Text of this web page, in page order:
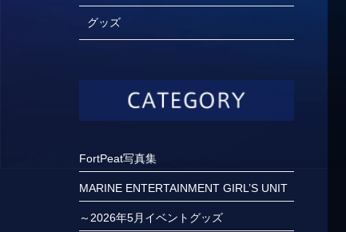
グッズ
FortPeat写真集
MARINE ENTERTAINMENT GIRL’S UNIT
～2026年5月イベントグッズ